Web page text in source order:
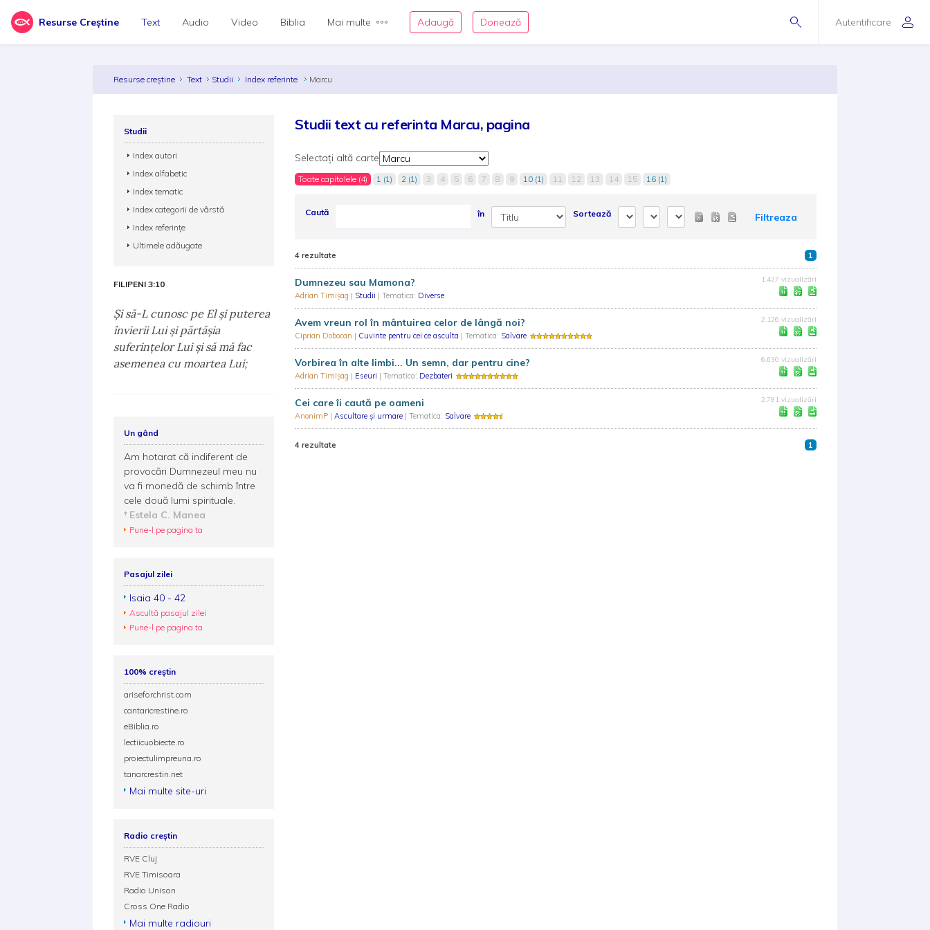
Resurse Creștine Autentificare
Text Audio Video Biblia Mai multe Adaugă Donează
Resurse creștine Text Studii Index referinte Marcu
Studii text cu referinta Marcu, pagina
Selectați altă carte
Toate capitolele (4) 1 (1) 2 (1) 3 4 5 6 7 8 9 10 (1) 11 12 13 14 15 16 (1)
Caută în Sortează Filtreaza
4 rezultate 1
Dumnezeu sau Mamona?
Adrian Timișag | Studii | Tematica: Diverse
1.427 vizualizări
Avem vreun rol în mântuirea celor de lângă noi?
Ciprian Dobocan | Cuvinte pentru cei ce asculta | Tematica: Salvare
2.126 vizualizări
Vorbirea în alte limbi... Un semn, dar pentru cine?
Adrian Timișag | Eseuri | Tematica: Dezbateri
6.630 vizualizări
Cei care îi caută pe oameni
AnonimP | Ascultare și urmare | Tematica: Salvare
2.781 vizualizări
4 rezultate 1
Studii
Index autori
Index alfabetic
Index tematic
Index categorii de vârstă
Index referințe
Ultimele adăugate
FILIPENI 3:10
Şi să-L cunosc pe El şi puterea
învierii Lui şi părtăşia
suferinţelor Lui şi să mă fac
asemenea cu moartea Lui;
Un gând
Am hotarat că indiferent de
provocări Dumnezeul meu nu
va fi monedă de schimb între
cele două lumi spirituale.
Estela C. Manea
Pune-l pe pagina ta
Pasajul zilei
Isaia 40 - 42
Ascultă pasajul zilei
Pune-l pe pagina ta
100% creștin
ariseforchrist.com
cantaricrestine.ro
eBiblia.ro
lectiicuobiecte.ro
proiectulimpreuna.ro
tanarcrestin.net
Mai multe site-uri
Radio creștin
RVE Cluj
RVE Timisoara
Radio Unison
Cross One Radio
Mai multe radiouri